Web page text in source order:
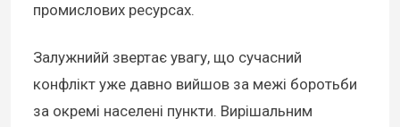
промислових ресурсах.
Залужнийй звертає увагу, що сучасний
конфлікт уже давно вийшов за межі боротьби
за окремі населені пункти. Вирішальним